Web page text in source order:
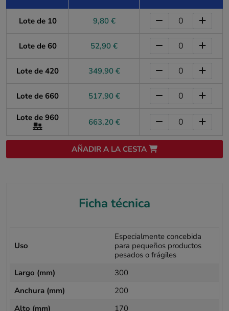
Lote de 10 9,80 €
Lote de 60 52,90 €
Lote de 420 349,90 €
Lote de 660 517,90 €
Lote de 960 663,20 €
AÑADIR A LA CESTA
Ficha técnica
Uso
Especialmente concebida
para pequeños productos
pesados o frágiles
Largo (mm)
300
Anchura (mm)
200
Alto (mm)
170